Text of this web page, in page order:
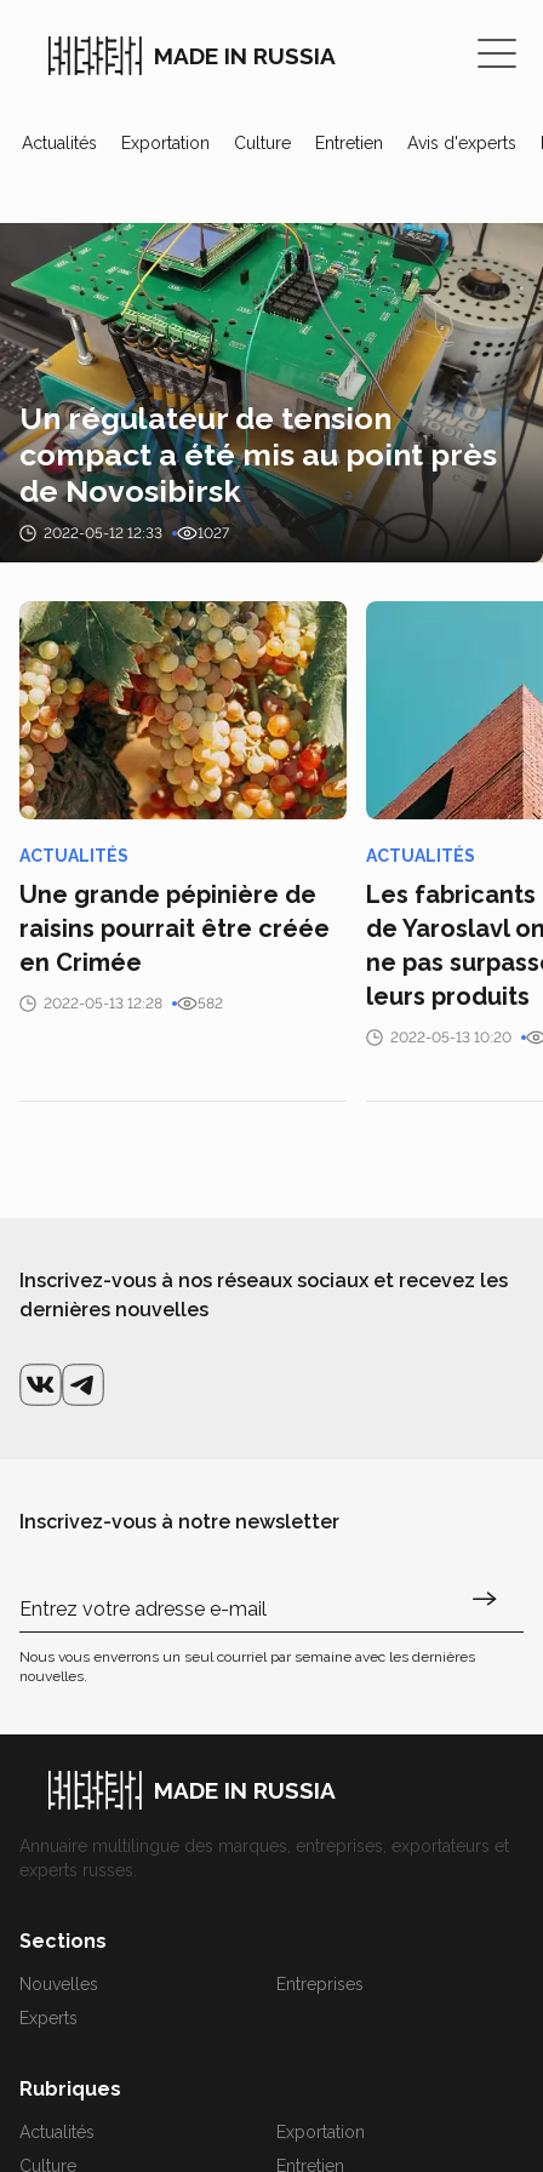
MADE IN RUSSIA
Actualités Exportation Culture Entretien Avis d'experts
Un régulateur de tension
compact a été mis au point près
de Novosibirsk
2022-05-12 12:33 1027
ACTUALITÉS
Une grande pépinière de
raisins pourrait être créée
en Crimée
2022-05-13 12:28 582
ACTUALITÉS
Les fabricants
de Yaroslavl
ne pas
leurs produits
2022-05-13 10:20
Inscrivez-vous à nos réseaux sociaux et recevez les
dernières nouvelles
Inscrivez-vous à notre newsletter
Nous vous enverrons un seul courriel par semaine avec les dernières
nouvelles.
MADE IN RUSSIA
Annuaire multilingue des marques, entreprises, exportateurs et
experts russes.
Sections
Nouvelles
Entreprises
Experts
Rubriques
Actualités
Exportation
Culture
Entretien